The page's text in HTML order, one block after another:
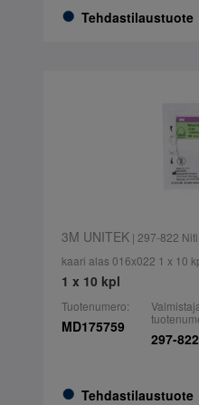
Tehdastilaustuote
3M UNITEK| 297-822
kaari alas 016x022 1 x 10
1 x 10 kpl
Tuotenumero:
MD175759
Tehdastilaustuote
297-822